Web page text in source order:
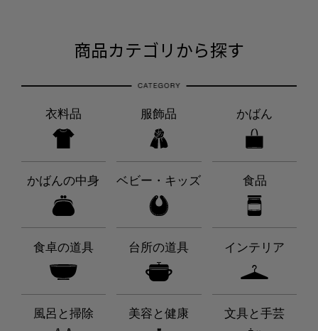
商品カテゴリから探す
衣料品 服飾品 かばん
かばんの中身 ベビー・キッズ 食品
食卓の道具 台所の道具 インテリア
風呂と掃除 美容と健康 文具と手芸